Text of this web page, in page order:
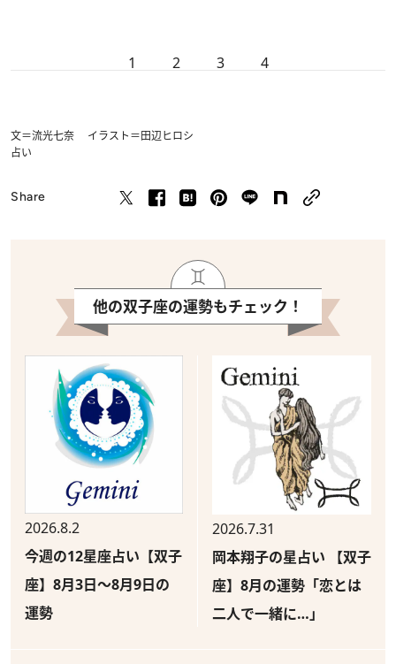
1 2 3 4
文＝流光七奈 イラスト＝田辺ヒロシ
占い
Share
他の双子座の運勢もチェック！
2026.8.2
今週の12星座占い【双子
座】8月3日～8月9日の
運勢
2026.7.31
岡本翔子の星占い 【双子
座】8月の運勢「恋とは
二人で一緒に…」